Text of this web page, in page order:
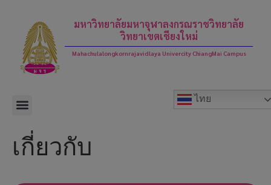
มหาวิทยาลัยมหาจุฬาลงกรณราชวิทยาลัย
วิทยาเขตเชียงใหม่
Mahachulalongkornrajavidlaya Univercity ChiangMai Campus
ไทย
เกี่ยวกับ